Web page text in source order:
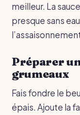
meilleur. La
presque sans
Préparer
grumeaux
Fais fondre le
épais. Ajoute la